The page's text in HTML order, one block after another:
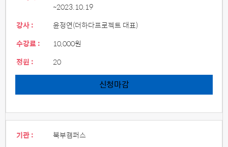
~2023.10.19
강사 :
윤정연(더하다프로젝트 대표)
수강료 :
10,000원
정원 :
20
신청마감
기관 :
북부캠퍼스